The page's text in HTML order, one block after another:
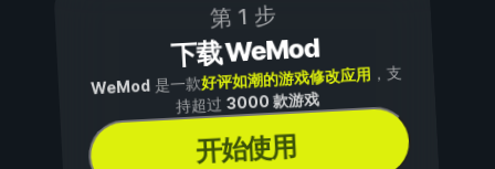
第 1 步
下载 WeMod
WeMod是一款好评如潮的游戏修改应用 ，支
持超过3000 款游戏
开始使用